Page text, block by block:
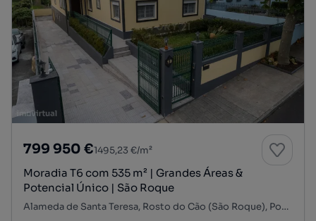
799 950 €1495,23 €/m²
Moradia T6 com 535 m² | Grandes Áreas &
Potencial Único | São Roque
Alameda de Santa Teresa, Rosto do Cão (São Roque), Ponta Delgada, Ilha de São Miguel